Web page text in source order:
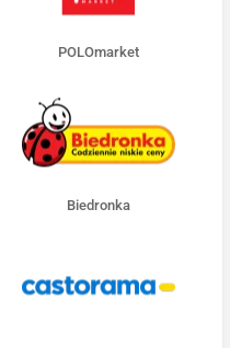
POLOmarket
Biedronka